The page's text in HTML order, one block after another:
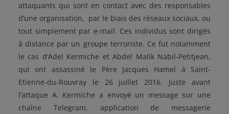
attaquants qui sont en contact avec des responsables
d’une organisation, par le biais des réseaux sociaux, ou
tout simplement par e-mail. Ces individus sont dirigés
à distance par un groupe terroriste. Ce fut notamment
le cas d’Adel Kermiche et Abdel Malik Nabil-Petitjean,
qui ont assassiné le Père Jacques Hamel à Saint-
Etienne-du-Rouvray le 26 juillet 2016. Juste avant
l’attaque A. Kermiche a envoyé un message sur une
chaîne Telegram, application de messagerie